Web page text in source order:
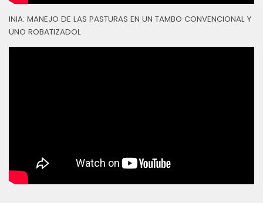
INIA: MANEJO DE LAS PASTURAS EN UN TAMBO CONVENCIONAL Y
UNO ROBATIZADOL